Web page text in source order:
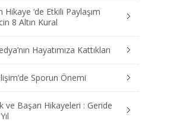
‘de Etkili Paylaşım
8 Altın Kural
Hayatımıza Kattıkları
Sporun Önemi
ve Başarı Hikayeleri : Geride